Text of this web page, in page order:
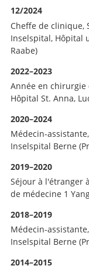
12/2024
Cheffe de clinique,
Inselspital, Hôpital
Raabe)
2022–2023
Année en chirurgie
Hôpital St. Anna,
2020–2024
Médecin-
Inselspital Berne
2019–2020
Séjour à l'étranger
de médecine 1
2018–2019
Médecin-
Inselspital Berne
2014–2015